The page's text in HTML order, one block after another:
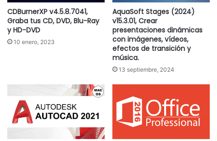
CDBurnerXP v4.5.8.7041,
Graba tus CD, DVD, Blu-Ray
y HD-DVD
10 enero, 2023
AquaSoft Stages (2024)
v15.3.01, Crear
presentaciones dinámicas
con imágenes, vídeos,
efectos de transición y
música.
13 septiembre, 2024